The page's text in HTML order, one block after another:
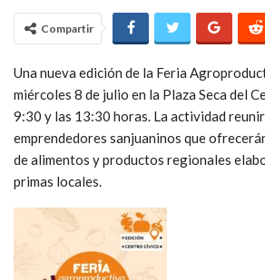
Compartir
Una nueva edición de la Feria
miércoles 8 de julio en la Plaza Seca del
9:30 y las 13:30 horas. La actividad
emprendedores sanjuaninos que
de alimentos y productos regionales
primas locales.